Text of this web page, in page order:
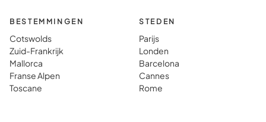
BESTEMMINGEN
Cotswolds
Zuid-Frankrijk
Mallorca
Franse Alpen
Toscane
STEDEN
Parijs
Londen
Barcelona
Cannes
Rome